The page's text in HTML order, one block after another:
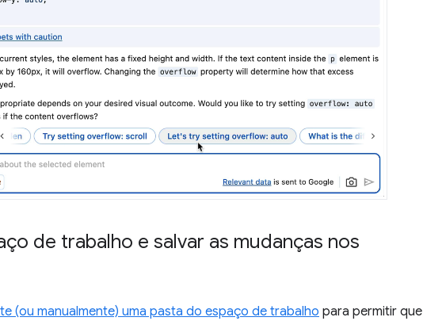
de trabalho e salvar as mudanças nos
(ou manualmente) uma pasta do espaço de trabalho para permitir que